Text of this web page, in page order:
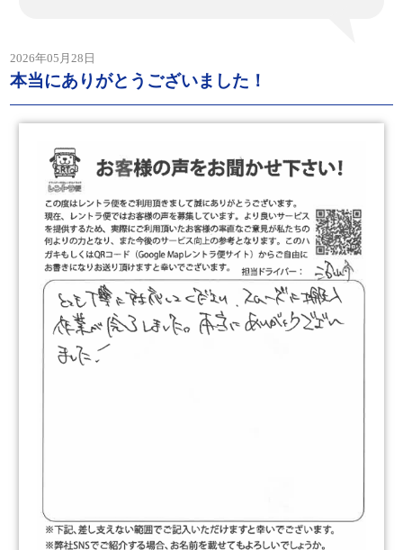
2026年05月28日
本当にありがとうございました！